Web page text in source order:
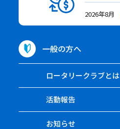
2026年8月
一般の方へ
ロータリークラブとは
活動報告
お知らせ